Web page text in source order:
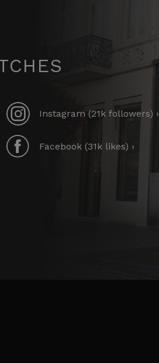
Instagram (21k followers) ›
Facebook (31k likes) ›